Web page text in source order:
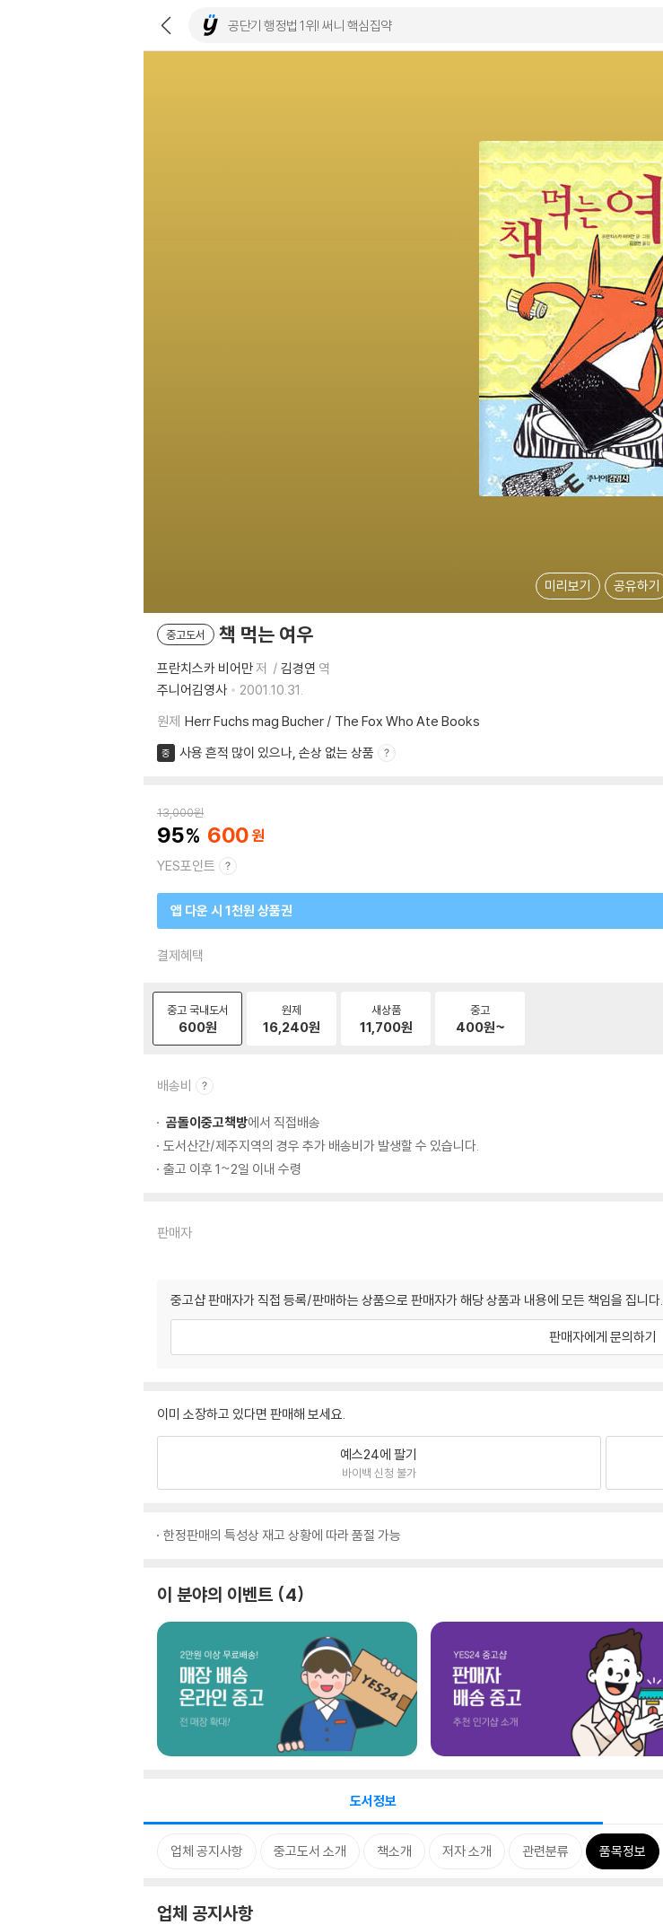
미리보기 공유하기
중고도서 책 먹는 여우
프란치스카 비어만저 김경연 역
주니어김영사
2001.10.31.
원제 Herr Fuchs mag Bucher / The Fox Who Ate Books
중 사용 흔적 많이 있으나, 손상 없는 상품
13,000원
95 600
YES포인트
앱 다운 시 1천원 상품권
결제혜택
중고 국내도서
600원
원제
16,240원
새상품
11,700원
중고
400원~
배송비
곰돌이중고책방에서 직접배송
도서산간/제주지역의 경우 추가 배송비가 발생할 수 있습니다.
출고 이후 1~2일 이내 수령
판매자
중고샵 판매자가 직접 등록/판매하는 상품으로 판매자가 해당 상품과 내용에 모든 책임을 집니다.
판매자에게 문의하기
이미 소장하고 있다면 판매해 보세요.
예스24에 팔기
바이백 신청 불가
한정판매의 특성상 재고 상황에 따라 품절 가능
이 분야의 이벤트 4
도서정보
업체 공지사항 중고도서 소개 책소개 저자 소개 관련분류 품목정보
업체 공지사항